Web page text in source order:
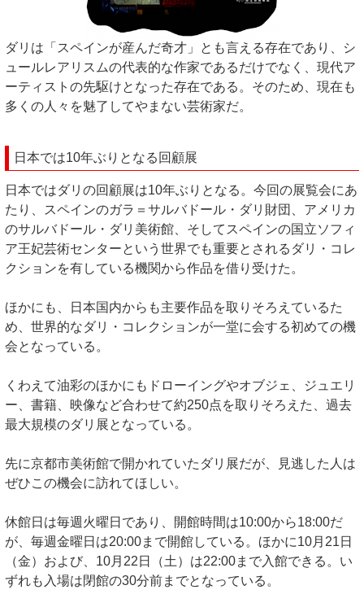
ダリは「スペインが産んだ奇才」とも言える存在であり、シ
ュールレアリスムの代表的な作家であるだけでなく、現代ア
ーティストの先駆けとなった存在である。そのため、現在も
多くの人々を魅了してやまない芸術家だ。
日本では10年ぶりとなる回顧展
日本ではダリの回顧展は10年ぶりとなる。今回の展覧会にあ
たり、スペインのガラ＝サルバドール・ダリ財団、アメリカ
のサルバドール・ダリ美術館、そしてスペインの国立ソフィ
ア王妃芸術センターという世界でも重要とされるダリ・コレ
クションを有している機関から作品を借り受けた。
ほかにも、日本国内からも主要作品を取りそろえているた
め、世界的なダリ・コレクションが一堂に会する初めての機
会となっている。
くわえて油彩のほかにもドローイングやオブジェ、ジュエリ
ー、書籍、映像など合わせて約250点を取りそろえた、過去
最大規模のダリ展となっている。
先に京都市美術館で開かれていたダリ展だが、見逃した人は
ぜひこの機会に訪れてほしい。
休館日は毎週火曜日であり、開館時間は10:00から18:00だ
が、毎週金曜日は20:00まで開館している。ほかに10月21日
（金）および、10月22日（土）は22:00まで入館できる。い
ずれも入場は閉館の30分前までとなっている。